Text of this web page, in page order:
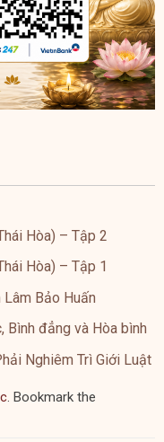
Hòa) – Tập 2
Hòa) – Tập 1
Lâm Bảo Huấn
đẳng và Hòa bình
Nghiêm Trì Giới Luật
. Bookmark the